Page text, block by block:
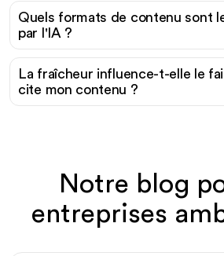
Quels formats de contenu sont
par l'IA ?
La fraîcheur influence-t-elle le
cite mon contenu ?
Notre blog
entreprises